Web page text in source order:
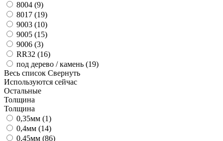
8004 (9)
8017 (19)
9003 (10)
9005 (15)
9006 (3)
RR32 (16)
под дерево / камень (19)
Весь список Свернуть
Используются сейчас
Остальные
Толщина
Толщина
0,35мм (1)
0,4мм (14)
0,45мм (86)